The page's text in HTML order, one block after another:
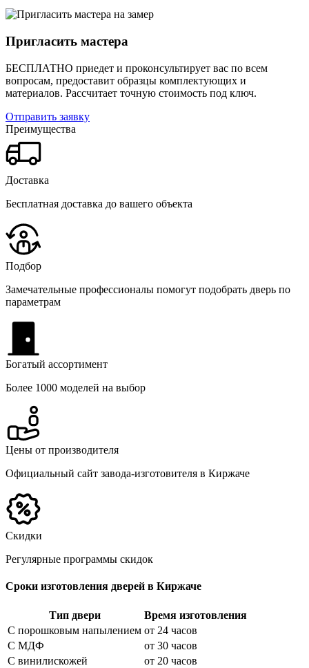
Пригласить мастера
БЕСПЛАТНО приедет и проконсультирует вас по всем
вопросам, предоставит образцы комплектующих и
материалов. Рассчитает точную стоимость под ключ.
Отправить заявку
Преимущества
Доставка
Бесплатная доставка до вашего объекта
Подбор
Замечательные профессионалы помогут подобрать дверь по
параметрам
Богатый ассортимент
Более 1000 моделей на выбор
Цены от производителя
Официальный сайт завода-изготовителя в Киржаче
Скидки
Регулярные программы скидок
Сроки изготовления дверей в Киржаче
Тип двери
Время изготовления
С порошковым напылением от 24 часов
С МДФ
от 30 часов
С винилискожей
от 20 часов